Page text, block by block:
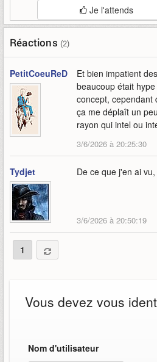
Je l'attends
Réactions (2)
PetitCoeuReD
Et bien impatient
beaucoup était
concept, cependant
ça me déplaît un
rayon qui intel ou
3/6/2026 à 20:25:30
Tydjet De ce que j'en ai
3/6/2026 à 20:50:19
1
Vous devez vous
Nom d'utilisateur